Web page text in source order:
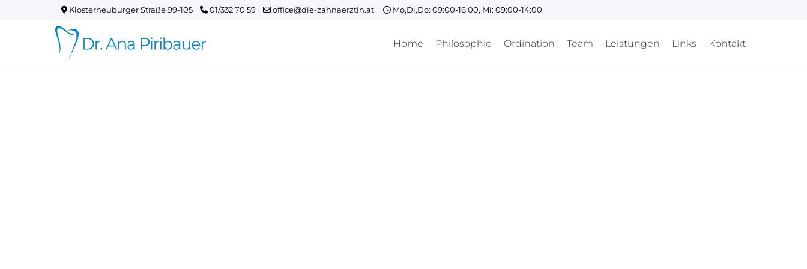
Klosterneuburger Straße 99-105 01/332 70 59 office@die-zahnaerztin.at Mo,Di,Do: 09:00-16:00, Mi: 09:00-14:00
Home Philosophie Ordination Team Leistungen Links Kontakt